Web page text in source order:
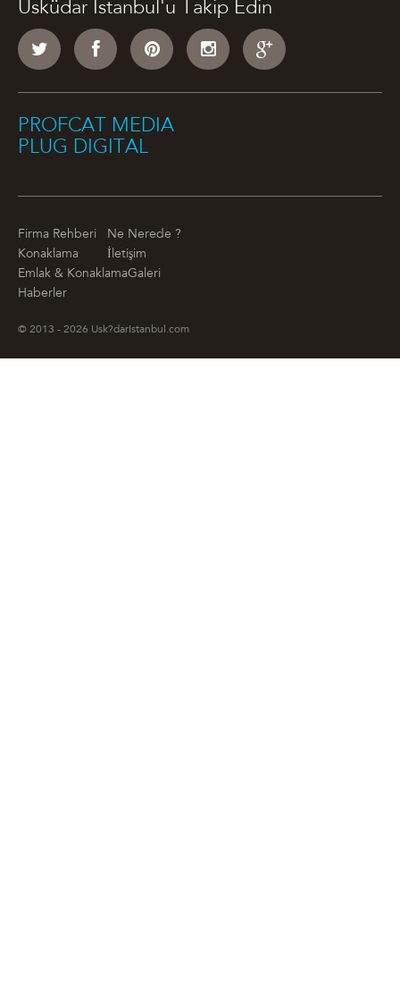
Üsküdar Istanbul'u Takip Edin
PROFCAT MEDIA
PLUG DIGITAL
Firma Rehberi
Ne Nerede ?
Konaklama
İletişim
Emlak & KonaklamaGaleri
Haberler
© 2013 - 2026 Usk?darIstanbul.com